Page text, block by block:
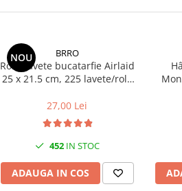
NOU BRRO
Rola Lavete bucatarfie Airlaid
25 x 21.5 cm, 225 lavete/rola
27,00 Lei
452IN STOC
ADAUGA IN COS